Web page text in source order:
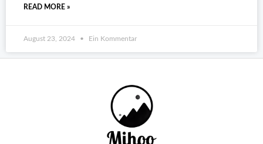
READ MORE »
August 23, 2024 Ein Kommentar